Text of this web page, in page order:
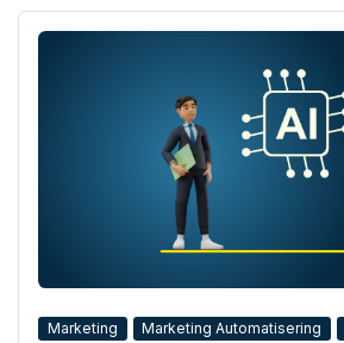
Marketing Marketing Automatisering